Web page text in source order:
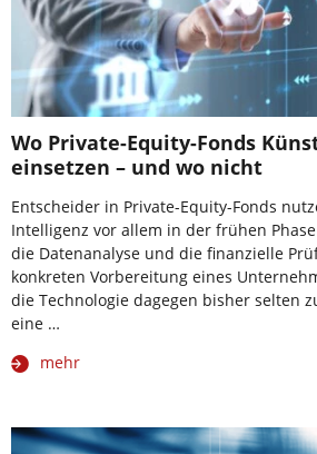
Wo Private-Equity-Fonds
einsetzen – und wo nicht
Entscheider in Private-Equity-Fonds
Intelligenz vor allem in der frühen
die Datenanalyse und die finanzielle
konkreten Vorbereitung eines
die Technologie dagegen bisher selten
eine …
mehr